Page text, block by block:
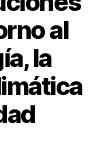
al
la